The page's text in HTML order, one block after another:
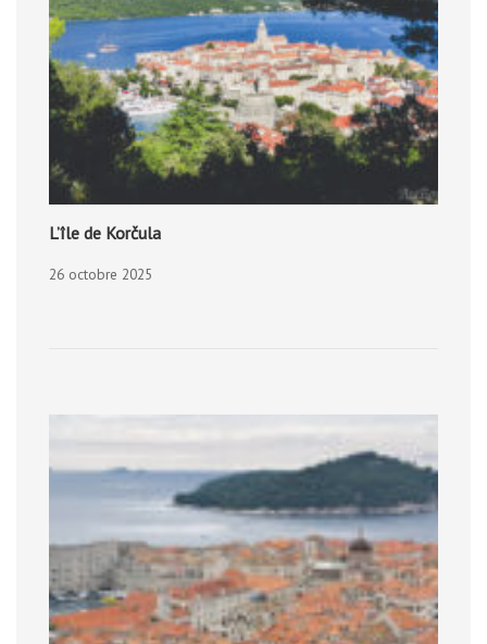
L’île de Korčula
26 octobre 2025